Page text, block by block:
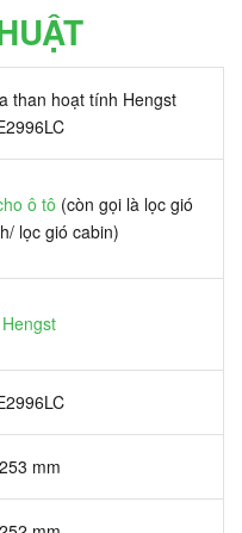
than hoạt tính Hengst
ô tô (còn gọi là lọc gió
lọc gió cabin)
Hengst
253 mm